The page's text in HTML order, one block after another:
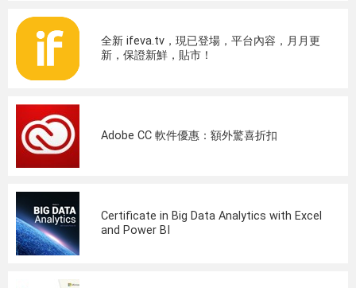
全新 ifeva.tv，現已登場，平台內容，月月更
新，保證新鮮，貼市！
Adobe CC 軟件優惠：額外驚喜折扣
Certificate in Big Data Analytics with Excel
and Power BI